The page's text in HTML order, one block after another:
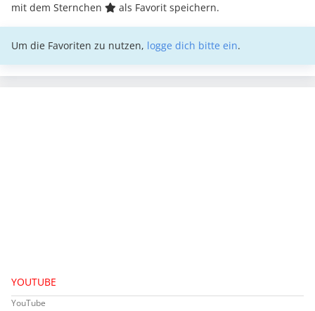
mit dem Sternchen
als Favorit speichern.
Um die Favoriten zu nutzen, logge dich bitte ein.
YOUTUBE
YouTube